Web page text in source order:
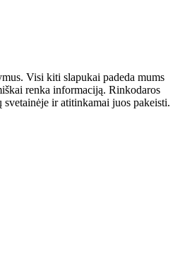
Visi kiti slapukai padeda mums
renka informaciją. Rinkodaros
ir atitinkamai juos pakeisti.